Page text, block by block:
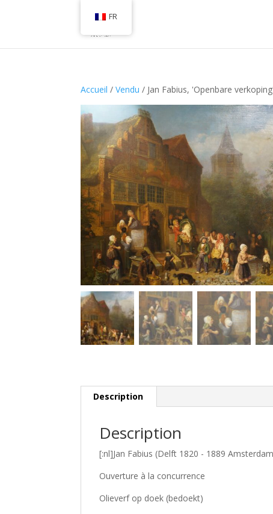
Accueil /Vendu / Jan Fabius, 'Openbare
Description
Description
[:nl]Jan Fabius (Delft 1820 - 1889
Ouverture à la concurrence
Olieverf op doek (bedoekt)
FR